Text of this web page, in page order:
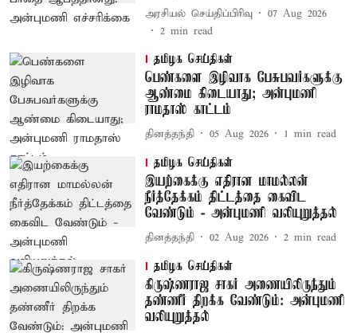
அரசியல் செய்திப்பிரிவு
07 Aug 2026
2 min read
தமிழக செய்திகள்
பெண்களை இழிவாக பேசுபவர்களுக்கு
ஆண்மை கிடையாது; அன்புமணி
ராமதாஸ் காட்டம்
தினத்தந்தி 05 Aug 2026 1 min read
தமிழக செய்திகள்
இயற்கைக்கு எதிரான மாமல்லன்
நீர்த்தேக்கம் திட்டத்தை கைவிட
வேண்டும் - அன்புமணி வலியுறுத்தல்
தினத்தந்தி 02 Aug 2026 2 min read
தமிழக செய்திகள்
கிருஷ்ணராஜ சாகர் அணையிலிருந்தும்
தண்ணீர் திறக்க வேண்டும்: அன்புமணி
வலியுறுத்தல்